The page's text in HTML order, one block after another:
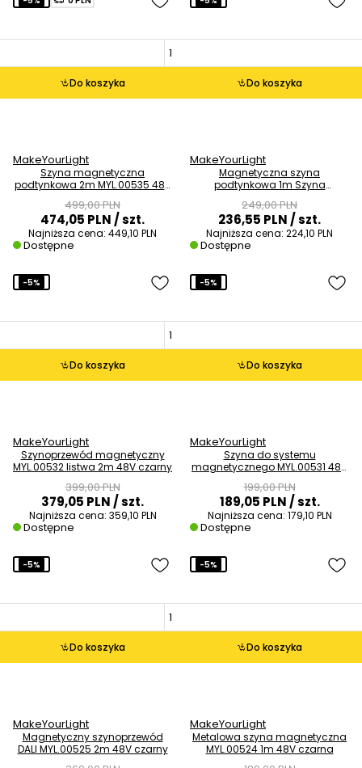
Do koszyka
MakeYourLight
Szyna magnetyczna
podtynkowa 2m MYL.00535 48V
499,00 PLN
474,05 PLN/ szt.
Najniższa cena: 449,10 PLN
Dostępne
Do koszyka
MakeYourLight
Magnetyczna szyna
podtynkowa 1m Szyna
czarna
249,00 PLN
236,55 PLN/ szt.
Najniższa cena: 224,10 PLN
Dostępne
Do koszyka
-5%
MakeYourLight
Szynoprzewód magnetyczny
MYL.00532 listwa 2m 48V czarny
399,00 PLN
379,05 PLN/ szt.
Najniższa cena: 359,10 PLN
Dostępne
Do koszyka
-5%
MakeYourLight
Szyna do systemu
magnetycznego MYL.00531 48V
199,00 PLN
189,05 PLN/ szt.
Najniższa cena: 179,10 PLN
Dostępne
Do koszyka
-5%
MakeYourLight
Magnetyczny szynoprzewód
DALI MYL.00525 2m 48V czarny
Do koszyka
-5%
MakeYourLight
Metalowa szyna magnetyczna
MYL.00524 1m 48V czarna